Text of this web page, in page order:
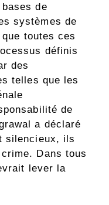
de
systèmes de
toutes ces
définis
des
telles que les
de
a déclaré
silencieux, ils
Dans tous
lever la